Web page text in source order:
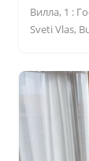
Вилла, 1 :
Sveti Vlas,